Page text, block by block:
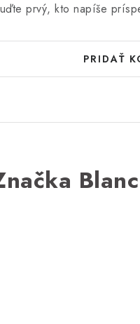
prvý, kto napíše
PRIDAŤ